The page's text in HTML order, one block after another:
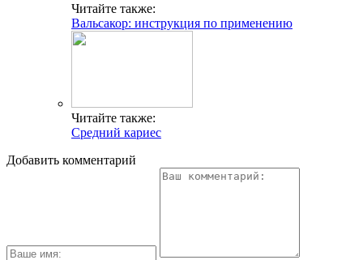
Читайте также:
Вальсакор: инструкция по применению
Читайте также:
Средний кариес
Добавить комментарий